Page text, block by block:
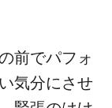
前でパフォ
気分にさせ